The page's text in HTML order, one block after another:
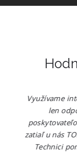
Môžem
SKYLAN
kvalita.